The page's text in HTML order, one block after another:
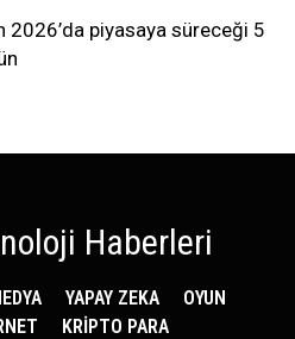
2026’da piyasaya süreceği 5
Haberleri
YAPAY ZEKA
OYUN
KRİPTO PARA